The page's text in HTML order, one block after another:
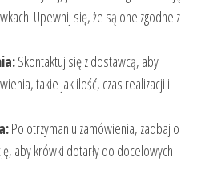
Upewnij się, że są one zgodne z
Skontaktuj się z dostawcą, aby
takie jak ilość, czas realizacji i
Po otrzymaniu zamówienia, zadbaj o
aby krówki dotarły do docelowych